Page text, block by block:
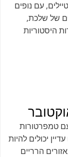
עם נופים
של שלכת,
היסטוריות
טמפרטורות
הימים עדיין יכולים להיות
הרריים